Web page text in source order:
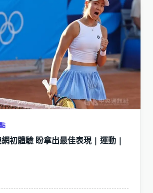
初體驗 盼拿出最佳表現 | 運動 |